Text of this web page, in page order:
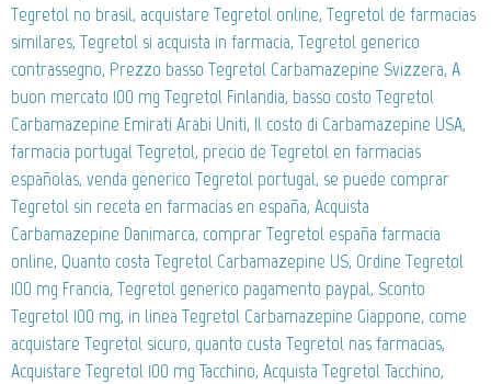
Tegretol no brasil, acquistare Tegretol online, Tegretol de farmacias
similares, Tegretol si acquista in farmacia, Tegretol generico
contrassegno, Prezzo basso Tegretol Carbamazepine Svizzera, A
buon mercato 100 mg Tegretol Finlandia, basso costo Tegretol
Carbamazepine Emirati Arabi Uniti, Il costo di Carbamazepine USA,
farmacia portugal Tegretol, precio de Tegretol en farmacias
españolas, venda generico Tegretol portugal, se puede comprar
Tegretol sin receta en farmacias en españa, Acquista
Carbamazepine Danimarca, comprar Tegretol españa farmacia
online, Quanto costa Tegretol Carbamazepine US, Ordine Tegretol
100 mg Francia, Tegretol generico pagamento paypal, Sconto
Tegretol 100 mg, in linea Tegretol Carbamazepine Giappone, come
acquistare Tegretol sicuro, quanto custa Tegretol nas farmacias,
Acquistare Tegretol 100 mg Tacchino, Acquista Tegretol Tacchino,